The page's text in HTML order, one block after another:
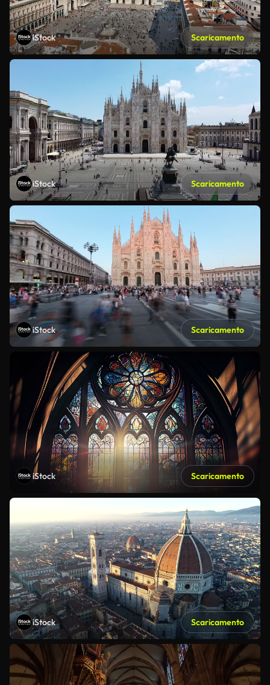
iStock Scaricamento
iStock Scaricamento
iStock Scaricamento
iStock Scaricamento
iStock Scaricamento